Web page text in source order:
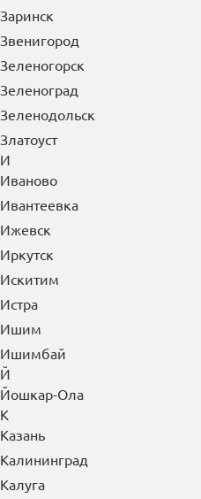
Заринск
Звенигород
Зеленогорск
Зеленоград
Зеленодольск
Златоуст
И
Иваново
Ивантеевка
Ижевск
Иркутск
Искитим
Истра
Ишим
Ишимбай
Й
Йошкар-Ола
К
Казань
Калининград
Калуга